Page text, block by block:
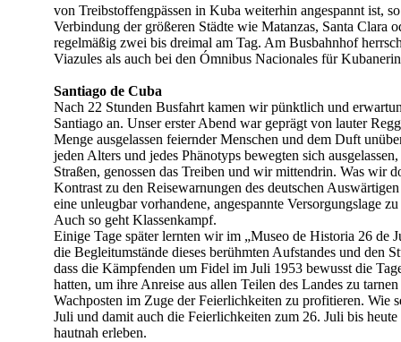
von Treibstoffengpässen in Kuba weiterhin angespannt ist,
Verbindung der größeren Städte wie Matanzas, Santa Clara
regelmäßig zwei bis dreimal am Tag. Am Busbahnhof
Viazules als auch bei den Ómnibus Nacionales für
Santiago de Cuba
Nach 22 Stunden Busfahrt kamen wir pünktlich und
Santiago an. Unser erster Abend war geprägt von lauter
Menge ausgelassen feiernder Menschen und dem Duft
jeden Alters und jedes Phänotyps bewegten sich
Straßen, genossen das Treiben und wir mittendrin. Was wir
Kontrast zu den Reisewarnungen des deutschen
eine unleugbar vorhandene, angespannte Versorgungslage
Auch so geht Klassenkampf.
Einige Tage später lernten wir im „Museo de Historia 26 de
die Begleitumstände dieses berühmten Aufstandes und den
dass die Kämpfenden um Fidel im Juli 1953 bewusst die
hatten, um ihre Anreise aus allen Teilen des Landes zu
Wachposten im Zuge der Feierlichkeiten zu profitieren. Wie
Juli und damit auch die Feierlichkeiten zum 26. Juli bis
hautnah erleben.